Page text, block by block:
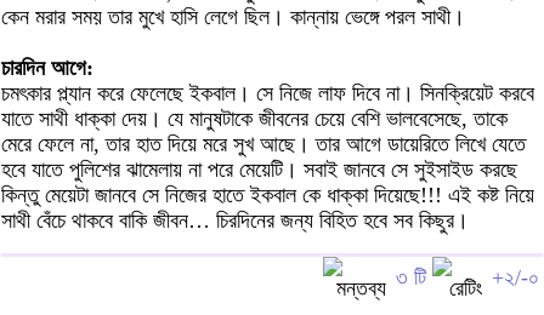
কেন মরার সময় তার মুখে হাসি লেগে ছিল। কান্নায় ভেঙ্গে পরল সাথী।
চারদিন আগে:
চমৎকার প্ল্যান করে ফেলেছে ইকবাল। সে নিজে লাফ দিবে না। সিনক্রিয়েট করবে
যাতে সাথী ধাক্কা দেয়। যে মানুষটাকে জীবনের চেয়ে বেশি ভালবেসেছে, তাকে
মেরে ফেলে না, তার হাত দিয়ে মরে সুখ আছে। তার আগে ডায়েরিতে লিখে যেতে
হবে যাতে পুলিশের ঝামেলায় না পরে মেয়েটি। সবাই জানবে সে সুইসাইড করছে
কিন্তু মেয়েটা জানবে সে নিজের হাতে ইকবাল কে ধাক্কা দিয়েছে!!! এই কষ্ট নিয়ে
সাথী বেঁচে থাকবে বাকি জীবন… চিরদিনের জন্য বিহিত হবে সব কিছুর।
৩ টি +২/-০